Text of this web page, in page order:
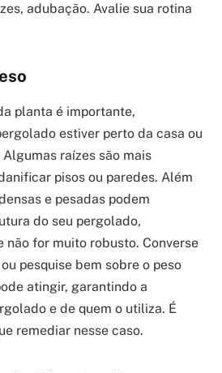
adubação. Avalie sua rotina
planta é importante,
estiver perto da casa ou
raízes são mais
pisos ou paredes. Além
e pesadas podem
do seu pergolado,
não for muito robusto. Converse
pesquise bem sobre o peso
atingir, garantindo a
e de quem o utiliza. É
remediar nesse caso.